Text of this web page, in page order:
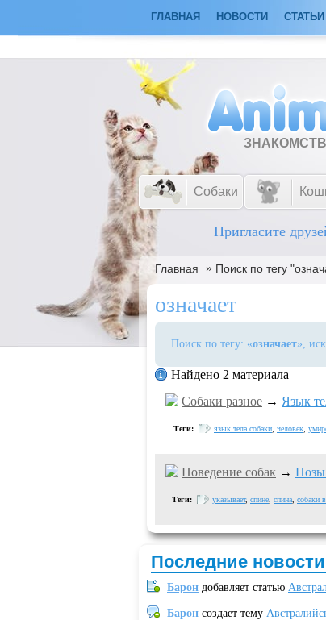
ГЛАВНАЯ НОВОСТИ СТАТЬИ
Собаки
Пригласите
Главная » Поиск по тегу
означает
Поиск по тегу: «означает»,
Найдено 2 материала
Собаки разное → Язык
Теги: язык тела собаки человек
Поведение собак → Позы
Теги: указывает, спине спина собаки
Последние
Барон добавляет статью
Барон создает тему